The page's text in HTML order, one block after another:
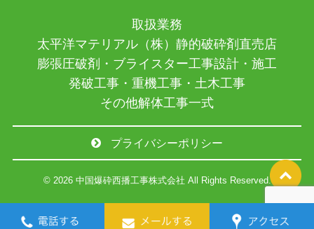
取扱業務
太平洋マテリアル（株）静的破砕剤直売店
膨張圧破剤・ブライスター工事設計・施工
発破工事・重機工事・土木工事
その他解体工事一式
プライバシーポリシー
© 2026 中国爆砕西播工事株式会社 All Rights Reserved.